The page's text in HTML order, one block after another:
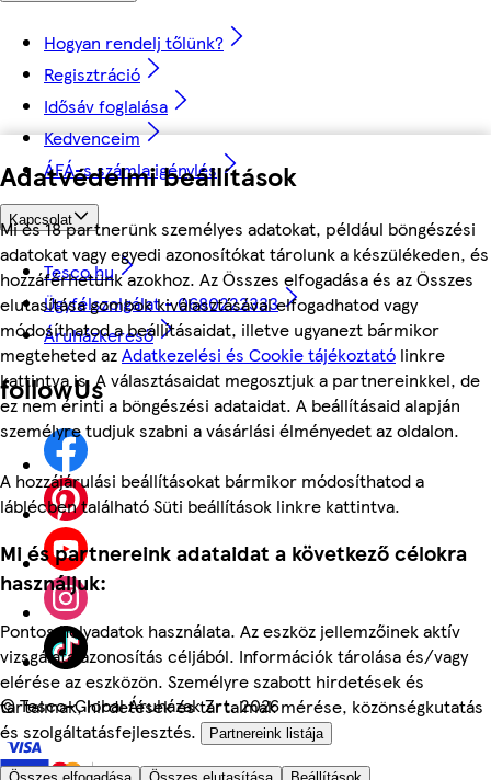
Adatvédelmi beállítások
Mi és 18 partnerünk személyes adatokat, például böngészési
adatokat vagy egyedi azonosítókat tárolunk a készülékeden, és
hozzáférhetünk azokhoz. Az Összes elfogadása és az Összes
elutasítása gombok kiválasztásával elfogadhatod vagy
módosíthatod a beállításaidat, illetve ugyanezt bármikor
megteheted azAdatkezelési és Cookie tájékoztató linkre
kattintva is. A választásaidat megosztjuk a partnereinkkel, de
ez nem érinti a böngészési adataidat. A beállításaid alapján
személyre tudjuk szabni a vásárlási élményedet az oldalon.
A hozzájárulási beállításokat bármikor módosíthatod a
láblécben található Süti beállítások linkre kattintva.
Mi és partnereink adataidat a következő célokra
használjuk:
Pontos helyadatok használata. Az eszköz jellemzőinek aktív
vizsgálata azonosítás céljából. Információk tárolása és/vagy
elérése az eszközön. Személyre szabott hirdetések és
tartalmak, hirdetések és tartalmak mérése, közönségkutatás
és szolgáltatásfejlesztés.
Partnereink listája
Hogyan rendelj tőlünk?
Regisztráció
Idősáv foglalása
Kedvenceim
ÁFÁ-s számla igénylés
Kapcsolat
Tesco.hu
Ügyfélszolgálat - 0680222333
Áruházkereső
followUs
©Tesco-Global Áruházak Zrt. 2026